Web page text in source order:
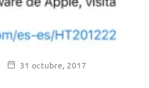
31 octubre, 2017